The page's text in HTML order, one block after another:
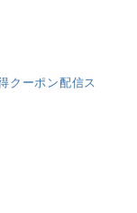
クーポン配信ス